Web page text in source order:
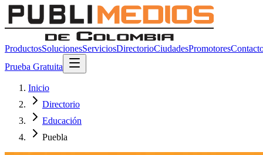
ProductosSolucionesServiciosDirectorioCiudadesPromotores
Prueba Gratuita
Inicio
Directorio
Educación
Puebla